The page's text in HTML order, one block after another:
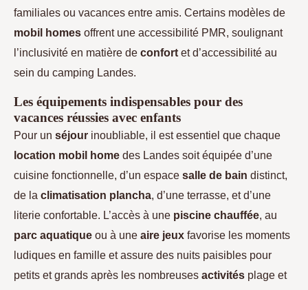
familiales ou vacances entre amis. Certains modèles de
mobil homes offrent une accessibilité PMR, soulignant
l’inclusivité en matière de confort et d’accessibilité au
sein du camping Landes.
Les équipements indispensables pour des
vacances réussies avec enfants
Pour un séjour inoubliable, il est essentiel que chaque
location mobil home des Landes soit équipée d’une
cuisine fonctionnelle, d’un espace salle de bain distinct,
de la climatisation plancha, d’une terrasse, et d’une
literie confortable. L’accès à une piscine chauffée, au
parc aquatique ou à une aire jeux favorise les moments
ludiques en famille et assure des nuits paisibles pour
petits et grands après les nombreuses activités plage et